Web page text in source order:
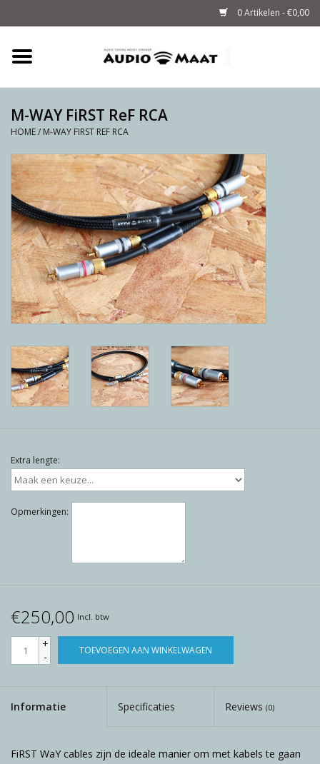
0 Artikelen - €0,00
Tuning
Powerstrips
Audio
Sale
Info
Reviews
Blog
Merken
M-WAY FiRST ReF RCA
HOME/ M-WAY FIRST REF RCA
Extra lengte:
Opmerkingen:
€250,00 Incl. btw
+
-
TOEVOEGEN AAN WINKELWAGEN
Informatie Specificaties Reviews (0)
FiRST WaY cables zijn de ideale manier om met kabels te gaan